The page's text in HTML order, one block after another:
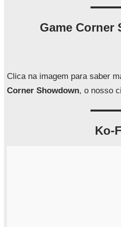
a
Game Corner
Clica na imagem para saber
Corner Showdown, o nosso
Ko-